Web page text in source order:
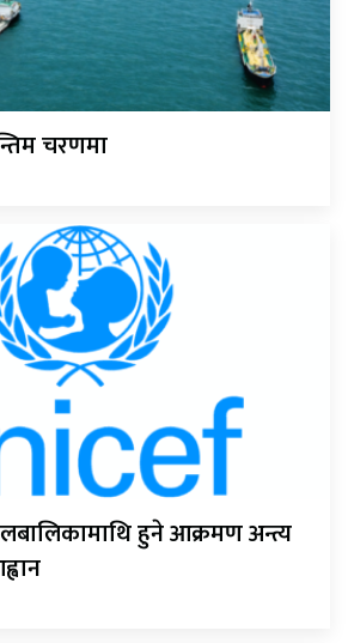
चरणमा
हुने आक्रमण अन्त्य